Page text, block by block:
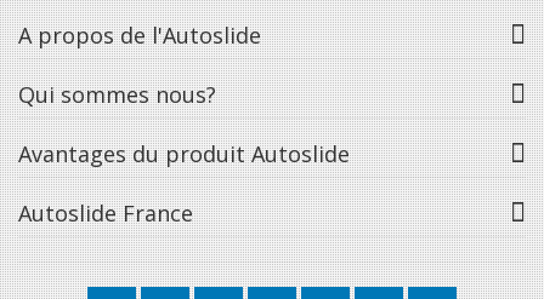
A propos de l'Autoslide
Qui sommes nous?
Avantages du produit Autoslide
Autoslide France